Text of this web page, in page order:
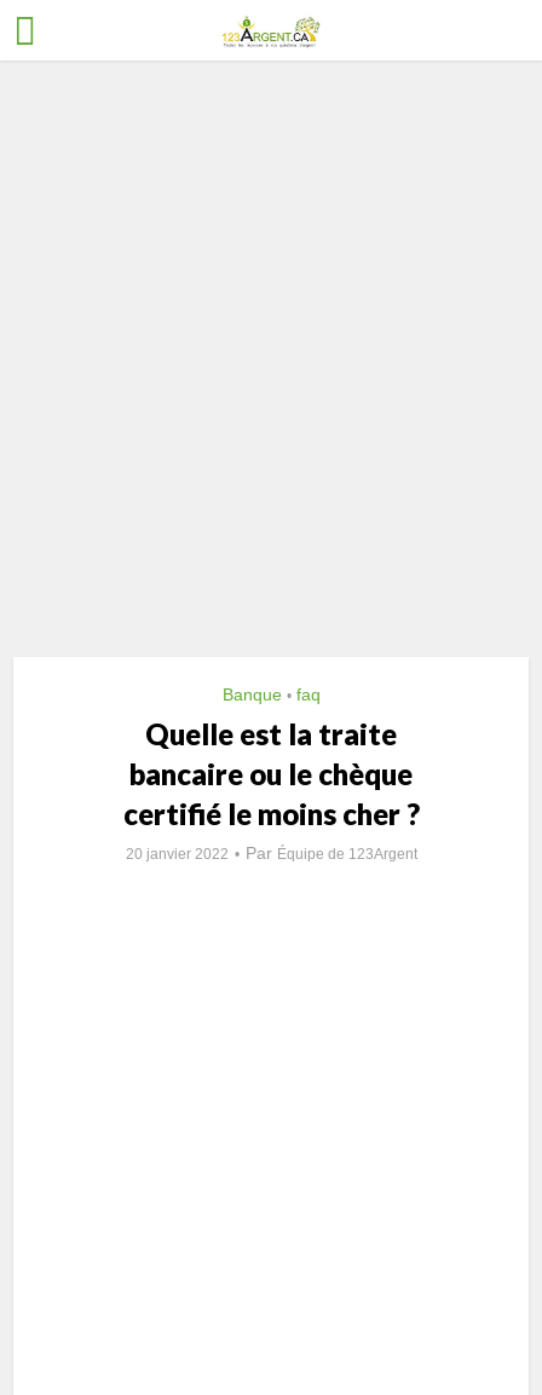
Banque • faq
Quelle est la traite
bancaire ou le chèque
certifié le moins cher ?
20 janvier 2022 Par Équipe de 123Argent